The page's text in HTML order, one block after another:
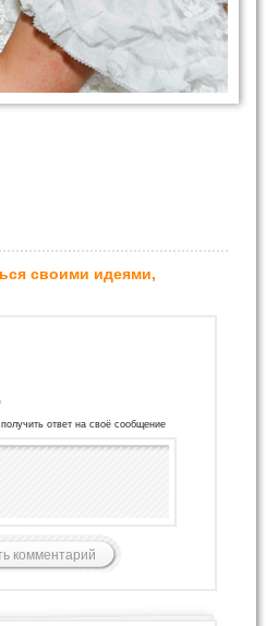
своими идеями,
ответ на своё сообщение